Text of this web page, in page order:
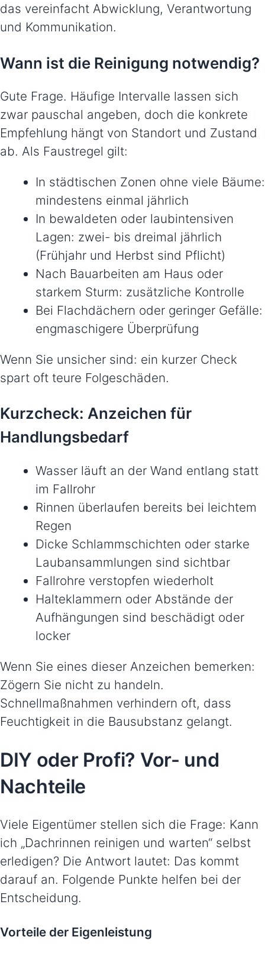
das vereinfacht Abwicklung, Verantwortung
und Kommunikation.
Wann ist die Reinigung notwendig?
Gute Frage. Häufige Intervalle lassen sich
zwar pauschal angeben, doch die konkrete
Empfehlung hängt von Standort und Zustand
ab. Als Faustregel gilt:
In städtischen Zonen ohne viele Bäume:
mindestens einmal jährlich
In bewaldeten oder laubintensiven
Lagen: zwei- bis dreimal jährlich
(Frühjahr und Herbst sind Pflicht)
Nach Bauarbeiten am Haus oder
starkem Sturm: zusätzliche Kontrolle
Bei Flachdächern oder geringer Gefälle:
engmaschigere Überprüfung
Wenn Sie unsicher sind: ein kurzer Check
spart oft teure Folgeschäden.
Kurzcheck: Anzeichen für
Handlungsbedarf
Wasser läuft an der Wand entlang statt
im Fallrohr
Rinnen überlaufen bereits bei leichtem
Regen
Dicke Schlammschichten oder starke
Laubansammlungen sind sichtbar
Fallrohre verstopfen wiederholt
Halteklammern oder Abstände der
Aufhängungen sind beschädigt oder
locker
Wenn Sie eines dieser Anzeichen bemerken:
Zögern Sie nicht zu handeln.
Schnellmaßnahmen verhindern oft, dass
Feuchtigkeit in die Bausubstanz gelangt.
DIY oder Profi? Vor- und
Nachteile
Viele Eigentümer stellen sich die Frage: Kann
ich „Dachrinnen reinigen und warten“ selbst
erledigen? Die Antwort lautet: Das kommt
darauf an. Folgende Punkte helfen bei der
Entscheidung.
Vorteile der Eigenleistung